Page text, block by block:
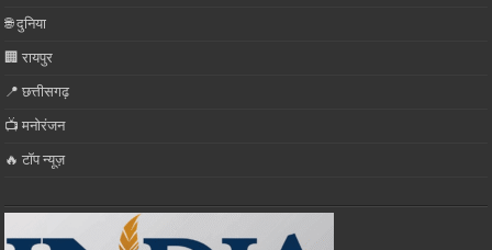
🌐 दुनिया
🏢 रायपुर
📍 छत्तीसगढ़
📺 मनोरंजन
🔥 टॉप न्यूज़